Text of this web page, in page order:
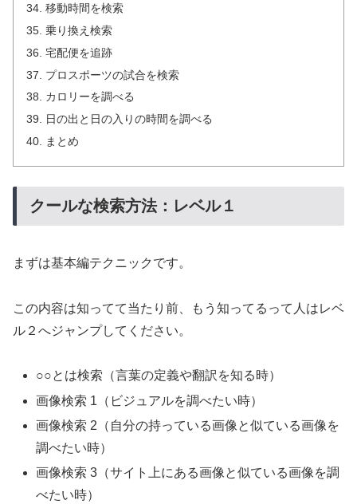
移動時間を検索
乗り換え検索
宅配便を追跡
プロスポーツの試合を検索
カロリーを調べる
日の出と日の入りの時間を調べる
まとめ
クールな検索方法：レベル１
まずは基本編テクニックです。
この内容は知ってて当たり前、もう知ってるって人はレベ
ル２へジャンプしてください。
○○とは検索（言葉の定義や翻訳を知る時）
画像検索 1（ビジュアルを調べたい時）
画像検索 2（自分の持っている画像と似ている画像を
調べたい時）
画像検索 3（サイト上にある画像と似ている画像を調
べたい時）